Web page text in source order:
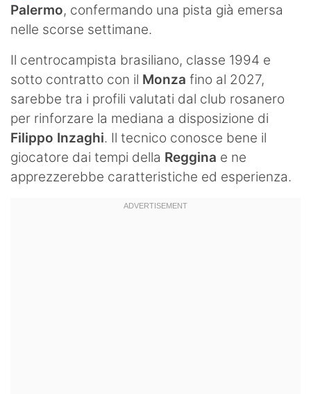
Palermo, confermando una pista già emersa
nelle scorse settimane.
Il centrocampista brasiliano, classe 1994 e
sotto contratto con il Monza fino al 2027,
sarebbe tra i profili valutati dal club rosanero
per rinforzare la mediana a disposizione di
Filippo Inzaghi. Il tecnico conosce bene il
giocatore dai tempi della Reggina e ne
apprezzerebbe caratteristiche ed esperienza.